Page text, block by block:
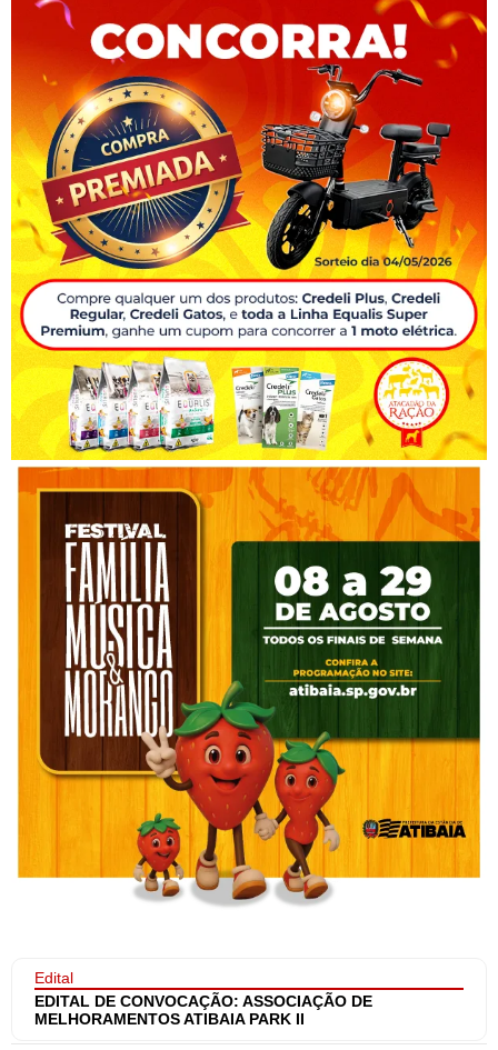
Edital
EDITAL DE CONVOCAÇÃO: ASSOCIAÇÃO DE
MELHORAMENTOS ATIBAIA PARK II